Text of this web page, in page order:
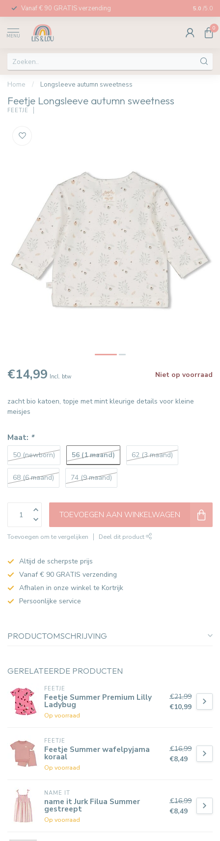
Vanaf € 90 GRATIS verzending Afhalen
5.0 /5.0
MENU
0
Home / Longsleeve autumn sweetness
Feetje Longsleeve autumn sweetness
FEETJE
€14,99 Incl. btw Niet op voorraad
zacht bio katoen, topje met mint kleurige details voor kleine
meisjes
Maat: *
50 (newborn) 56 (1 maand) 62 (3 maand)
68 (6 maand) 74 (9 maand)
TOEVOEGEN AAN WINKELWAGEN
Toevoegen om te vergelijken Deel dit product
Altijd de scherpste prijs
Vanaf € 90 GRATIS verzending
Afhalen in onze winkel te Kortrijk
Persoonlijke service
PRODUCTOMSCHRIJVING
GERELATEERDE PRODUCTEN
FEETJE
Feetje Summer Premium Lilly
Ladybug
Op voorraad
€21,99
€10,99
FEETJE
Feetje Summer wafelpyjama
koraal
Op voorraad
€16,99
€8,49
NAME IT
name it Jurk Filua Summer
gestreept
Op voorraad
€16,99
€8,49